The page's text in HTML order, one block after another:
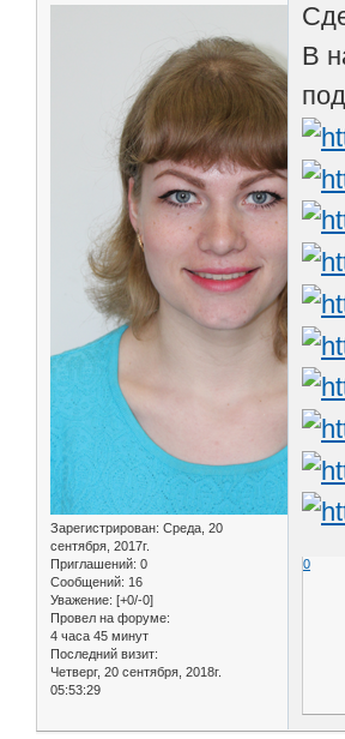
Зарегистрирован: Среда, 20
сентября, 2017г.
Приглашений: 0
Сообщений: 16
Уважение: [+0/-0]
Провел на форуме:
4 часа 45 минут
Последний визит:
Четверг, 20 сентября, 2018г.
05:53:29
В
0